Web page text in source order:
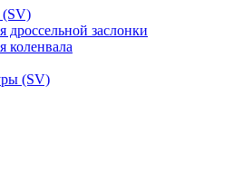
(SV)
заслонки
коленвала
(SV)